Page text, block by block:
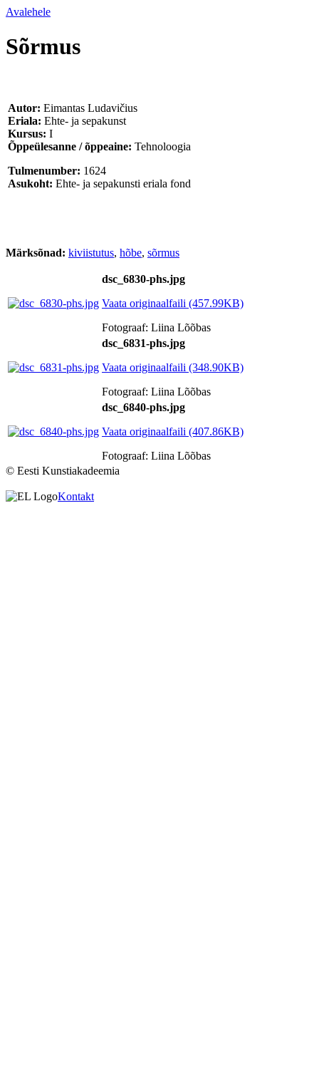
Avalehele
Sõrmus
Autor: Eimantas Ludavičius
Eriala: Ehte- ja sepakunst
Kursus: I
Õppeülesanne / õppeaine: Tehnoloogia
Tulmenumber: 1624
Asukoht: Ehte- ja sepakunsti eriala fond
Märksõnad: kiviistutus, hõbe, sõrmus
dsc_6830-phs.jpg
Vaata originaalfaili (457.99KB)
Fotograaf: Liina Lõõbas
dsc_6831-phs.jpg
Vaata originaalfaili (348.90KB)
Fotograaf: Liina Lõõbas
dsc_6840-phs.jpg
Vaata originaalfaili (407.86KB)
Fotograaf: Liina Lõõbas
© Eesti Kunstiakadeemia
Kontakt